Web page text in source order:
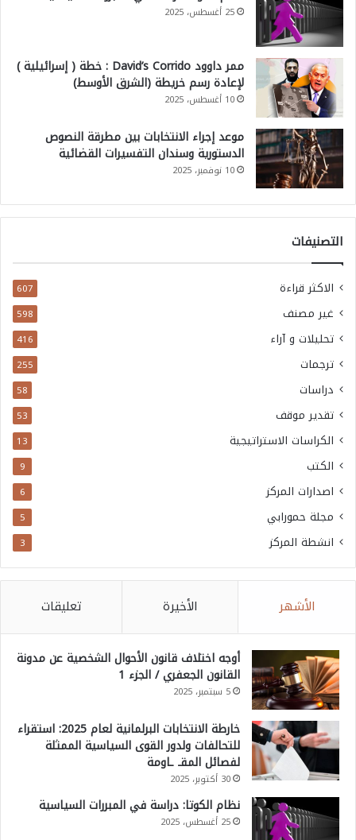
25 أغسطس، 2025
ممر داوود David’s Corrido : خطة ( إسرائيلية )
لإعادة رسم خريطة (الشرق الأوسط)
10 أغسطس، 2025
موعد إجراء الانتخابات بين مطرقة النصوص
الدستورية وسندان التفسيرات القضائية
10 نوفمبر، 2025
التصنيفات
الاكثر قراءة 607
غير مصنف 598
تحليلات و آراء 416
ترجمات 255
دراسات 58
تقدير موقف 53
الكراسات الاستراتيجية 13
الكتب 9
اصدارات المركز 6
مجلة حمورابي 5
انشطة المركز 3
الأشهر الأخيرة تعليقات
أوجه اختلاف قانون الأحوال الشخصية عن مدونة
القانون الجعفري / الجزء 1
5 سبتمبر، 2025
خارطة الانتخابات البرلمانية لعام 2025: استقراء
للتحالفات ولدور القوى السياسية الممثلة
لفصائل المقـ ـاومة
30 أكتوبر، 2025
نظام الكوتا: دراسة في المبررات السياسية
25 أغسطس، 2025